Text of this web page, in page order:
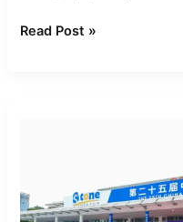
Read Post »
第
25